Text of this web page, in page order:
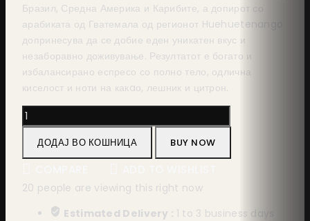
Бразил, Средна Америка и Карибите, а допирот со
арабиката од Гватемала од регионот Huehuetenango
допринесува да се добие еден уникатен вкус и
незаборавно доживување. Резултатот е богато и
избалансирано еспресо со полно тело, одлична
киселост и ноти на какaо, лешник и цитрон.
ДОДАЈ ВО КОШНИЦА BUY NOW
20 people are viewing this right now
Estimated Delivery : 1 to 3 business days